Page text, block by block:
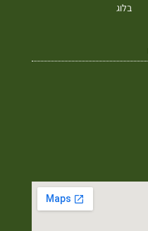
בלוג